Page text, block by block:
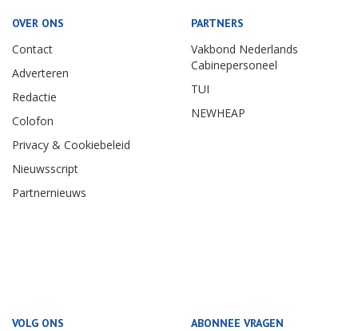
OVER ONS
Contact
Adverteren
Redactie
Colofon
Privacy & Cookiebeleid
Nieuwsscript
Partnernieuws
PARTNERS
Vakbond Nederlands
Cabinepersoneel
TUI
NEWHEAP
VOLG ONS ABONNEE VRAGEN